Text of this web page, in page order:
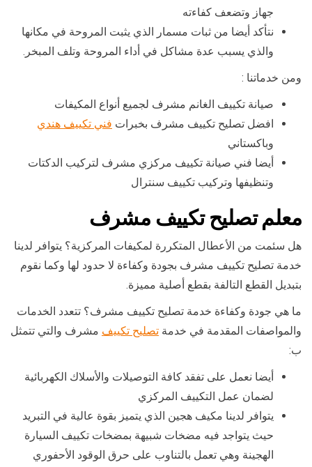
جهاز وتضعف كفاءته
نتأكد أيضا من ثبات مسمار الذي يثبت المروحة في مكانها
والذي يسبب عدة مشاكل في أداء المروحة وتلف المبخر.
ومن خدماتنا :
صيانة تكييف الغانم مشرف لجميع أنواع المكيفات
افضل تصليح تكييف مشرف بخبرات فني تكييف هندي
وباكستاني
أيضا فني صيانة تكييف مركزي مشرف لتركيب الدكتات
وتنظيفها وتركيب تكييف سنترال
معلم تصليح تكييف مشرف
هل سئمت من الأعطال المتكررة لمكيفات المركزية؟ يتوافر لدينا
خدمة تصليح تكييف مشرف بجودة وكفاءة لا حدود لها وكما نقوم
بتبديل القطع التالفة بقطع أصلية مميزة.
ما هي جودة وكفاءة خدمة تصليح تكييف مشرف؟ تتعدد الخدمات
والمواصفات المقدمة في خدمة تصليح تكييف مشرف والتي تتمثل
ب:
أيضا نعمل على تفقد كافة التوصيلات والأسلاك الكهربائية
لضمان عمل التكييف المركزي
يتوافر لدينا مكيف هجين الذي يتميز بقوة عالية في التبريد
حيث يتواجد فيه مضخات شبيهة بمضخات تكييف السيارة
الهجينة وهي تعمل بالتناوب على حرق الوقود الأحفوري